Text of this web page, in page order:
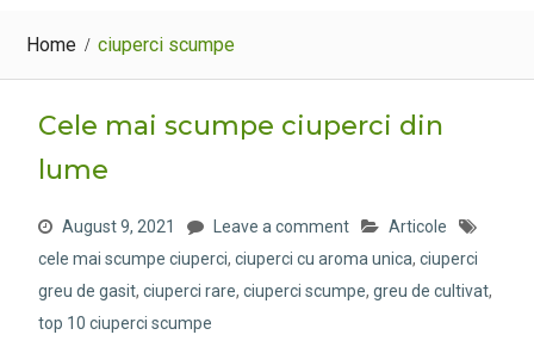
Home ciuperci scumpe
Cele mai scumpe ciuperci din
lume
August 9, 2021 Leave a comment
Articole
cele mai scumpe ciuperci, ciuperci cu aroma unica, ciuperci
greu de gasit, ciuperci rare, ciuperci scumpe, greu de cultivat,
top 10 ciuperci scumpe